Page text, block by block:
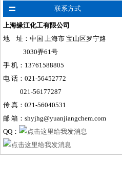
联系方式
上海缘江化工有限公司
地 址：中国 上海市 宝山区罗宁路
3030弄61号
手 机 ： 13761588805
电 话：021-56452772
021-56177287
传 真：021-56040531
邮 箱：shyjhg@yuanjiangchem.com
QQ：